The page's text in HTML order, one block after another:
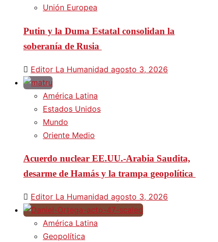
Unión Europea
Putin y la Duma Estatal consolidan la
soberanía de Rusia
Editor La Humanidad agosto 3, 2026
América Latina
Estados Unidos
Mundo
Oriente Medio
Acuerdo nuclear EE.UU.-Arabia Saudita,
desarme de Hamás y la trampa geopolítica
Editor La Humanidad agosto 3, 2026
América Latina
Geopolítica